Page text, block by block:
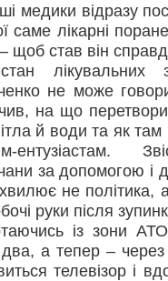
медики відразу
саме лікарні
щоб став він
лікувальних
не може
на що
й води та як
ентузіастам.
за допомогою і
не політика,
руки після
із зони
два, а тепер –
телевізор і